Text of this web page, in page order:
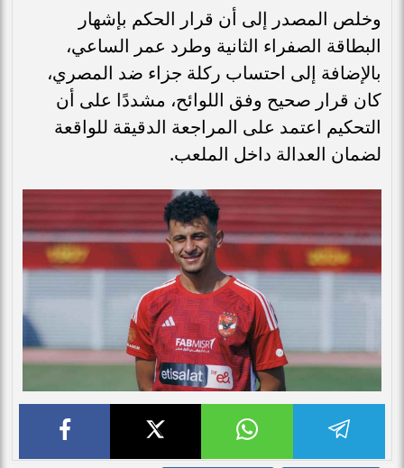
وخلص المصدر إلى أن قرار الحكم بإشهار
البطاقة الصفراء الثانية وطرد عمر الساعي،
بالإضافة إلى احتساب ركلة جزاء ضد المصري،
كان قرار صحيح وفق اللوائح، مشددًا على أن
التحكيم اعتمد على المراجعة الدقيقة للواقعة
لضمان العدالة داخل الملعب.